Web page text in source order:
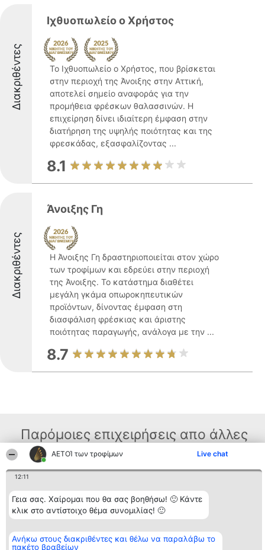
ΑΕΤΟΊ των τροφίμων Live chat
12:11
Γεια σας. Χαίρομαι που θα σας βοηθήσω! 🙂 Κάντε
κλικ στο αντίστοιχο θέμα συνομιλίας! 🙂
Ανήκω στους διακριθέντες και θέλω να παραλάβω το
πακέτο βραβείων
Διακριθέντες
Ιχθυοπωλείο ο Χρήστος
Το Ιχθυοπωλείο ο Χρήστος, που βρίσκεται
στην περιοχή της Άνοιξης στην Αττική,
αποτελεί σημείο αναφοράς για την
προμήθεια φρέσκων θαλασσινών. Η
επιχείρηση δίνει ιδιαίτερη έμφαση στην
διατήρηση της υψηλής ποιότητας και της
φρεσκάδας, εξασφαλίζοντας ...
8.1
Διακριθέντες
Άνοιξης Γη
Η Άνοιξης Γη δραστηριοποιείται στον χώρο
των τροφίμων και εδρεύει στην περιοχή
της Άνοιξης. Το κατάστημα διαθέτει
μεγάλη γκάμα οπωροκηπευτικών
προϊόντων, δίνοντας έμφαση στη
διασφάλιση φρέσκιας και άριστης
ποιότητας παραγωγής, ανάλογα με την ...
8.7
Παρόμοιες επιχειρήσεις απο άλλες
περιοχές
Διοργανωτής της
κατάταξης
BEAUTIFUL COMPANY
Μονοπρόσωπη ΙΚΕ
2104128019
email:
Κατάταξη
Διακριθέντες
Λίστα όλων
των
Μεθοδολογία
Επικοινωνία
Επικοινωνία